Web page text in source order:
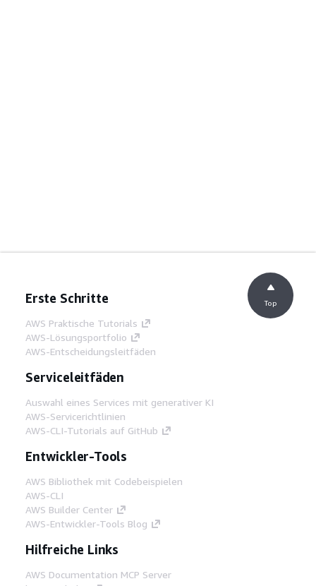
Erste Schritte
AWS Praktische Tutorials
AWS-Lösungsportfolio
AWS-Entscheidungsleitfäden
Serviceleitfäden
Auswahl eines Services mit generativer KI
AWS-Servicerichtlinien
AWS-CLI-Tutorials auf GitHub
Entwickler-Tools
AWS Bibliothek mit Codebeispielen
AWS-CLI
AWS Builder Center
AWS-Entwickler-Tools Blog
Hilfreiche Links
AWS Documentation MCP Server
Top